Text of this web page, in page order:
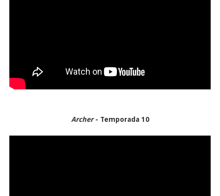
Archer- Temporada 10